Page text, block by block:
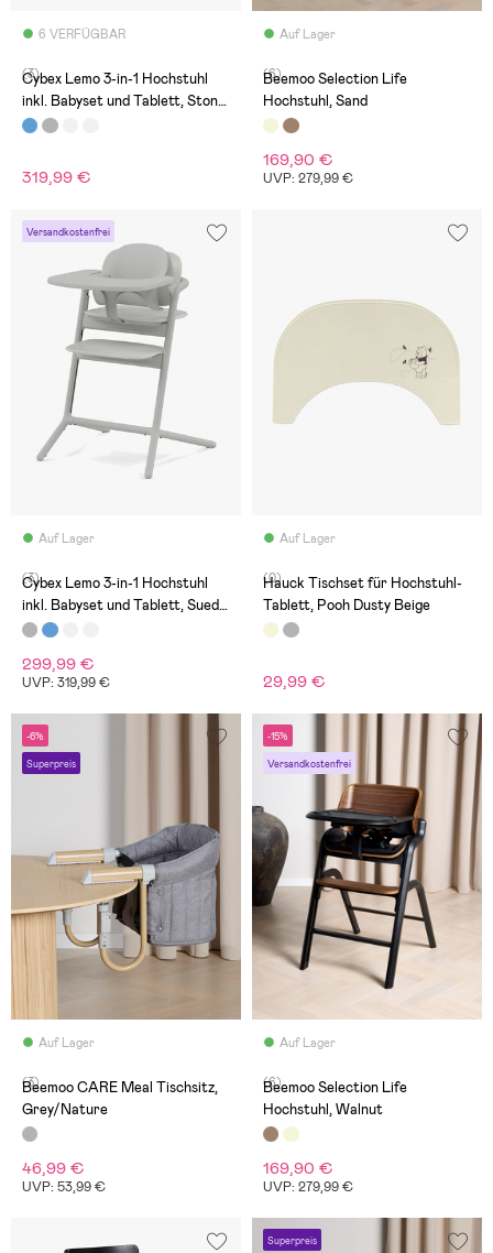
6 VERFÜGBAR
(3)
Cybex Lemo 3-in-1 Hochstuhl
inkl. Babyset und Tablett, Stone
Blue
319,99 €
Auf Lager
(6)
Beemoo Selection Life
Hochstuhl, Sand
169,90 €
UVP: 279,99 €
Versandkostenfrei
Auf Lager
(3)
Cybex Lemo 3-in-1 Hochstuhl
inkl. Babyset und Tablett, Suede
Grey
299,99 €
UVP: 319,99 €
Auf Lager
(0)
Hauck Tischset für Hochstuhl-
Tablett, Pooh Dusty Beige
29,99 €
-6%
Superpreis
Auf Lager
(3)
Beemoo CARE Meal Tischsitz,
Grey/Nature
46,99 €
UVP: 53,99 €
-15%
Versandkostenfrei
Auf Lager
(6)
Beemoo Selection Life
Hochstuhl, Walnut
169,90 €
UVP: 279,99 €
Superpreis